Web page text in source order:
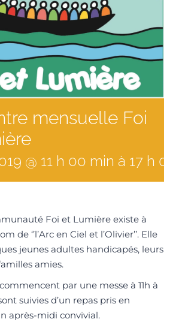
mensuelle Foi
@ 11 h 00 min à 17 h 00
Foi et Lumière existe à
de ‘’l’Arc en Ciel et l’Olivier’’. Elle
jeunes adultes handicapés, leurs
amies.
par une messe à 11h à
suivies d’un repas pris en
après-midi convivial.